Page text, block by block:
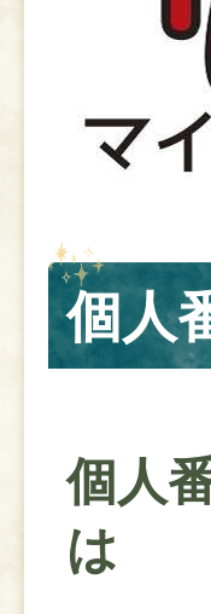
個人
個人
は